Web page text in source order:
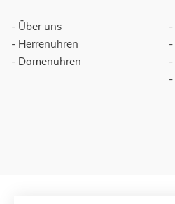
Über uns
Herrenuhren
Damenuhren